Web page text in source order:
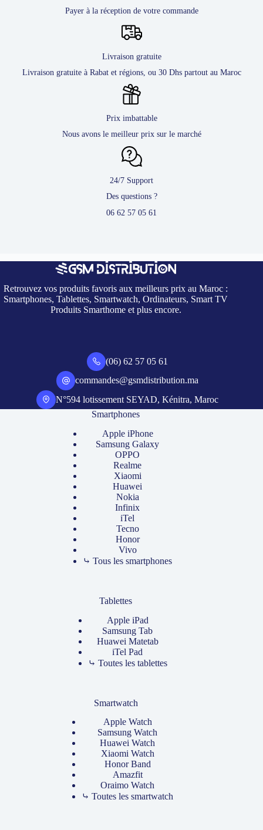
Payer à la réception de votre commande
Livraison gratuite
Livraison gratuite à Rabat et régions, ou 30 Dhs partout au Maroc
Prix imbattable
Nous avons le meilleur prix sur le marché
24/7 Support
Des questions ?
06 62 57 05 61
Retrouvez vos produits favoris aux meilleurs prix au Maroc :
Smartphones, Tablettes, Smartwatch, Ordinateurs, Smart TV
Produits Smarthome et plus encore.
(06) 62 57 05 61
commandes@gsmdistribution.ma
N°594 lotissement SEYAD, Kénitra, Maroc
Smartphones
Apple iPhone
Samsung Galaxy
OPPO
Realme
Xiaomi
Huawei
Nokia
Infinix
iTel
Tecno
Honor
Vivo
⤷ Tous les smartphones
Tablettes
Apple iPad
Samsung Tab
Huawei Matetab
iTel Pad
⤷ Toutes les tablettes
Smartwatch
Apple Watch
Samsung Watch
Huawei Watch
Xiaomi Watch
Honor Band
Amazfit
Oraimo Watch
⤷ Toutes les smartwatch